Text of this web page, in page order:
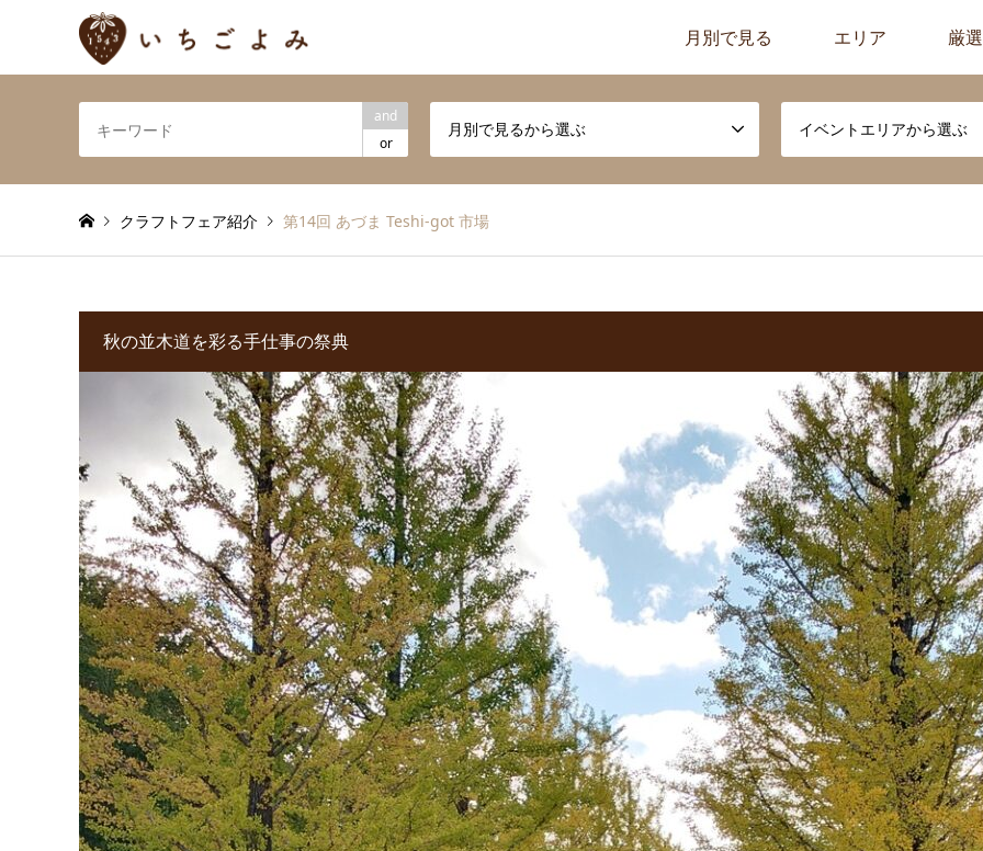
月別で見る エリア 厳選
and
or
月別で見るから選ぶ イベントエリアから選ぶ
クラフトフェア紹介 第14回 あづま Teshi-got 市場
秋の並木道を彩る手仕事の祭典